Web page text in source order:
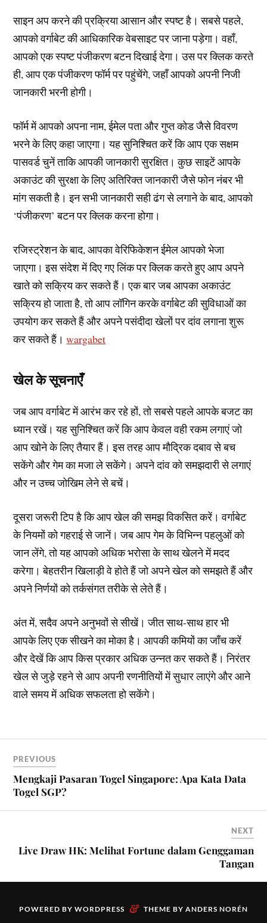
साइन अप करने की प्रक्रिया आसान और स्पष्ट है। सबसे पहले,
आपको वर्गाबेट की आधिकारिक वेबसाइट पर जाना पड़ेगा। वहाँ,
आपको एक स्पष्ट पंजीकरण बटन दिखाई देगा। उस पर क्लिक करते
ही, आप एक पंजीकरण फॉर्म पर पहुंचेंगे, जहाँ आपको अपनी निजी
जानकारी भरनी होगी।
फॉर्म में आपको अपना नाम, ईमेल पता और गुप्त कोड जैसे विवरण
भरने के लिए कहा जाएगा। यह सुनिश्चित करें कि आप एक सक्षम
पासवर्ड चुनें ताकि आपकी जानकारी सुरक्षित। कुछ साइटें आपके
अकाउंट की सुरक्षा के लिए अतिरिक्त जानकारी जैसे फोन नंबर भी
मांग सकती है। इन सभी जानकारी सही ढंग से लगाने के बाद, आपको
‘पंजीकरण’ बटन पर क्लिक करना होगा।
रजिस्ट्रेशन के बाद, आपका वेरिफिकेशन ईमेल आपको भेजा
जाएगा। इस संदेश में दिए गए लिंक पर क्लिक करते हुए आप अपने
खाते को सक्रिय कर सकते हैं। एक बार जब आपका अकाउंट
सक्रिय हो जाता है, तो आप लॉगिन करके वर्गाबेट की सुविधाओं का
उपयोग कर सकते हैं और अपने पसंदीदा खेलों पर दांव लगाना शुरू
कर सकते हैं।wargabet
खेल के सूचनाएँ
जब आप वर्गाबेट में आरंभ कर रहे हों, तो सबसे पहले आपके बजट का
ध्यान रखें। यह सुनिश्चित करें कि आप केवल वही रकम लगाएं जो
आप खोने के लिए तैयार हैं। इस तरह आप मौद्रिक दबाव से बच
सकेंगे और गेम का मजा ले सकेंगे। अपने दांव को समझदारी से लगाएं
और न उच्च जोखिम लेने से बचें।
दूसरा जरूरी टिप है कि आप खेल की समझ विकसित करें। वर्गाबेट
के नियमों को गहराई से जानें। जब आप गेम के विभिन्न पहलुओं को
जान लेंगे, तो यह आपको अधिक भरोसा के साथ खेलने में मदद
करेगा। बेहतरीन खिलाड़ी वे होते हैं जो अपने खेल को समझते हैं और
अपने निर्णयों को तर्कसंगत तरीके से लेते हैं।
अंत में, सदैव अपने अनुभवों से सीखें। जीत साथ-साथ हार भी
आपके लिए एक सीखने का मोका है। आपकी कमियों का जाँच करें
और देखें कि आप किस प्रकार अधिक उन्नत कर सकते हैं। निरंतर
खेल से जुड़े रहने से आप अपनी रणनीतियों में सुधार लाएंगे और आने
वाले समय में अधिक सफलता हो सकेंगे।
PREVIOUS
Mengkaji Pasaran Togel Singapore: Apa Kata Data
Togel SGP?
NEXT
Live Draw HK: Melihat Fortune dalam Genggaman
Tangan
POWERED BY WORDPRESS & THEME BY ANDERS NORÉN